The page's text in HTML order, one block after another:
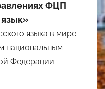
ФЦП
языка в мире
национальным
Федерации.